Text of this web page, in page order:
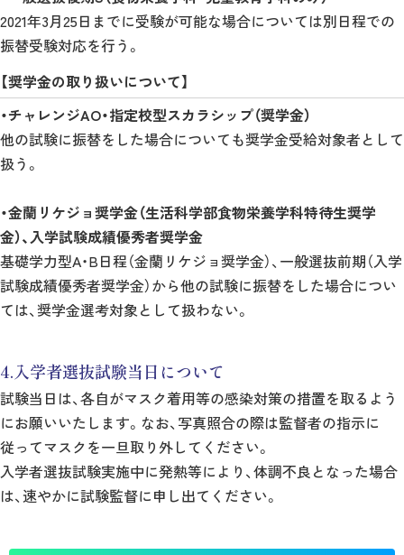
2021年3月25日までに受験が可能な場合については別日程での
振替受験対応を行う。
【奨学金の取り扱いについて】
・チャレンジAO・指定校型スカラシップ（奨学金）
他の試験に振替をした場合についても奨学金受給対象者として
扱う。
・金蘭リケジョ奨学金（生活科学部食物栄養学科特待生奨学
金）、入学試験成績優秀者奨学金
基礎学力型A・B日程（金蘭リケジョ奨学金）、一般選抜前期（入学
試験成績優秀者奨学金）から他の試験に振替をした場合につい
ては、奨学金選考対象として扱わない。
4.入学者選抜試験当日について
試験当日は、各自がマスク着用等の感染対策の措置を取るよう
にお願いいたします。なお、写真照合の際は監督者の指示に
従ってマスクを一旦取り外してください。
入学者選抜試験実施中に発熱等により、体調不良となった場合
は、速やかに試験監督に申し出てください。